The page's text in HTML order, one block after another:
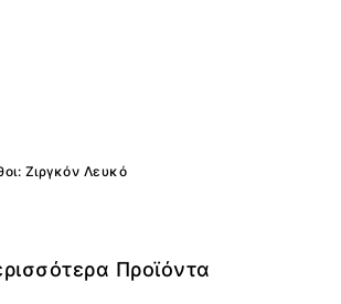
Ζιργκόν Λευκό
Προϊόντα